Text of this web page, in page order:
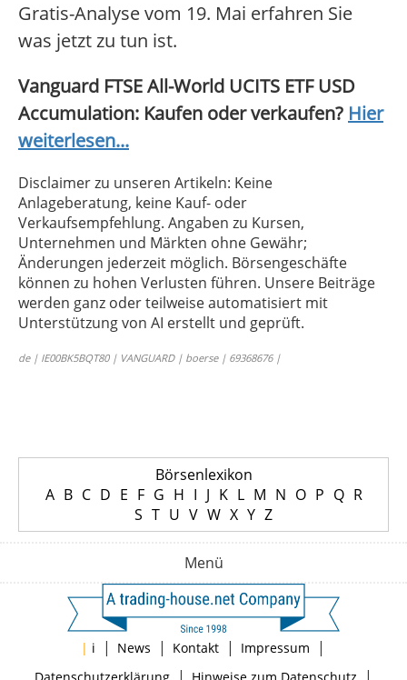
Gratis-Analyse vom 19. Mai erfahren Sie
was jetzt zu tun ist.
Vanguard FTSE All-World UCITS ETF USD
Accumulation: Kaufen oder verkaufen? Hier
weiterlesen...
Disclaimer zu unseren Artikeln: Keine
Anlageberatung, keine Kauf- oder
Verkaufsempfehlung. Angaben zu Kursen,
Unternehmen und Märkten ohne Gewähr;
Änderungen jederzeit möglich. Börsengeschäfte
können zu hohen Verlusten führen. Unsere Beiträge
werden ganz oder teilweise automatisiert mit
Unterstützung von AI erstellt und geprüft.
de | IE00BK5BQT80 | VANGUARD | boerse | 69368676 |
Börsenlexikon
A B C D E F G H I J K L M N O P Q R
S T U V W X Y Z
Menü
| i | News | Kontakt | Impressum |